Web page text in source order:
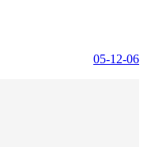
05-12-06